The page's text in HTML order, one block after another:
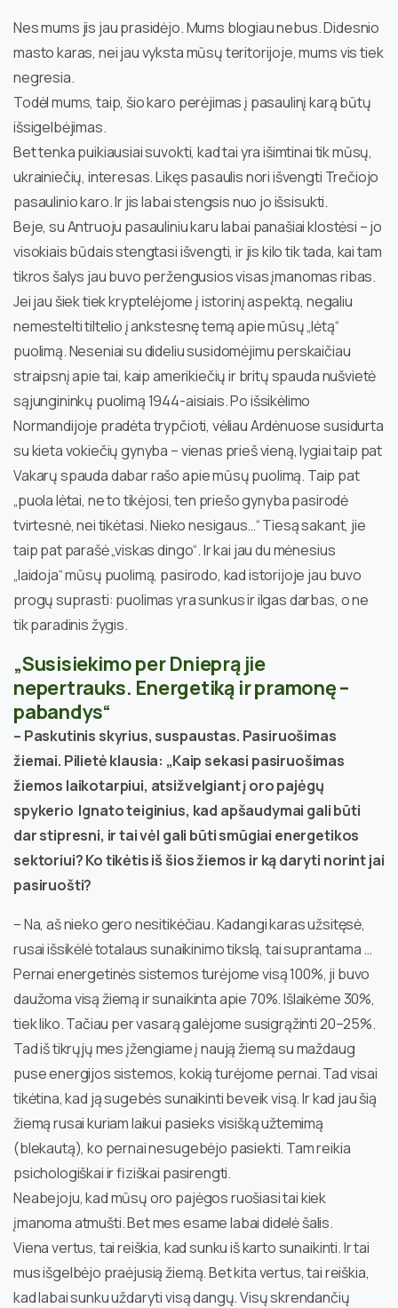
Nes mums jis jau prasidėjo. Mums blogiau nebus. Didesnio
masto karas, nei jau vyksta mūsų teritorijoje, mums vis tiek
negresia.
Todėl mums, taip, šio karo perėjimas į pasaulinį karą būtų
išsigelbėjimas.
Bet tenka puikiausiai suvokti, kad tai yra išimtinai tik mūsų,
ukrainiečių, interesas. Likęs pasaulis nori išvengti Trečiojo
pasaulinio karo. Ir jis labai stengsis nuo jo išsisukti.
Beje, su Antruoju pasauliniu karu labai panašiai klostėsi – jo
visokiais būdais stengtasi išvengti, ir jis kilo tik tada, kai tam
tikros šalys jau buvo peržengusios visas įmanomas ribas.
Jei jau šiek tiek kryptelėjome į istorinį aspektą, negaliu
nemestelti tiltelio į ankstesnę temą apie mūsų „lėtą“
puolimą. Neseniai su dideliu susidomėjimu perskaičiau
straipsnį apie tai, kaip amerikiečių ir britų spauda nušvietė
sąjungininkų puolimą 1944-aisiais. Po išsikėlimo
Normandijoje pradėta trypčioti, vėliau Ardėnuose susidurta
su kieta vokiečių gynyba – vienas prieš vieną, lygiai taip pat
Vakarų spauda dabar rašo apie mūsų puolimą. Taip pat
„puola lėtai, ne to tikėjosi, ten priešo gynyba pasirodė
tvirtesnė, nei tikėtasi. Nieko nesigaus…“ Tiesą sakant, jie
taip pat parašė „viskas dingo“. Ir kai jau du mėnesius
„laidoja“ mūsų puolimą, pasirodo, kad istorijoje jau buvo
progų suprasti: puolimas yra sunkus ir ilgas darbas, o ne
tik paradinis žygis.
„Susisiekimo per Dnieprą jie
nepertrauks. Energetiką ir pramonę –
pabandys“
– Paskutinis skyrius, suspaustas. Pasiruošimas
žiemai. Pilietė klausia: „Kaip sekasi pasiruošimas
žiemos laikotarpiui, atsižvelgiant į oro pajėgų
spykerio Ignato teiginius, kad apšaudymai gali būti
dar stipresni, ir tai vėl gali būti smūgiai energetikos
sektoriui? Ko tikėtis iš šios žiemos ir ką daryti norint jai
pasiruošti?
– Na, aš nieko gero nesitikėčiau. Kadangi karas užsitęsė,
rusai išsikėlė totalaus sunaikinimo tikslą, tai suprantama …
Pernai energetinės sistemos turėjome visą 100%, ji buvo
daužoma visą žiemą ir sunaikinta apie 70%. Išlaikėme 30%,
tiek liko. Tačiau per vasarą galėjome susigrąžinti 20–25%.
Tad iš tikrųjų mes įžengiame į naują žiemą su maždaug
puse energijos sistemos, kokią turėjome pernai. Tad visai
tikėtina, kad ją sugebės sunaikinti beveik visą. Ir kad jau šią
žiemą rusai kuriam laikui pasieks visišką užtemimą
(blekautą), ko pernai nesugebėjo pasiekti. Tam reikia
psichologiškai ir fiziškai pasirengti.
Neabejoju, kad mūsų oro pajėgos ruošiasi tai kiek
įmanoma atmušti. Bet mes esame labai didelė šalis.
Viena vertus, tai reiškia, kad sunku iš karto sunaikinti. Ir tai
mus išgelbėjo praėjusią žiemą. Bet kita vertus, tai reiškia,
kad labai sunku uždaryti visą dangų. Visų skrendančių